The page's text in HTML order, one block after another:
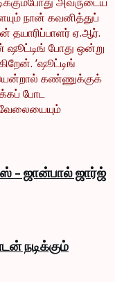
நான் கவனித்துப்
தயாரிப்பாளர் ஏ.ஆர்.
ஷூட்டிங் போது ஒன்று
‘ஷூட்டிங்
கண்ணுக்குக்
போட
வேலையையும்
ஜான்பால் ஜார்ஜ்
நடிக்கும்